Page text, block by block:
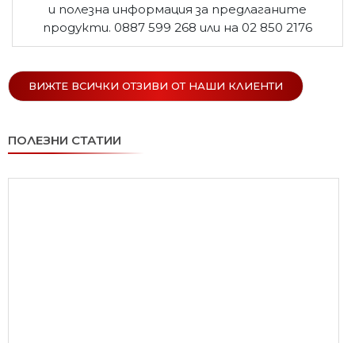
и полезна информация за предлаганите
продукти. 0887 599 268 или на 02 850 2176
ВИЖТЕ ВСИЧКИ ОТЗИВИ ОТ НАШИ КЛИЕНТИ
ПОЛЕЗНИ СТАТИИ